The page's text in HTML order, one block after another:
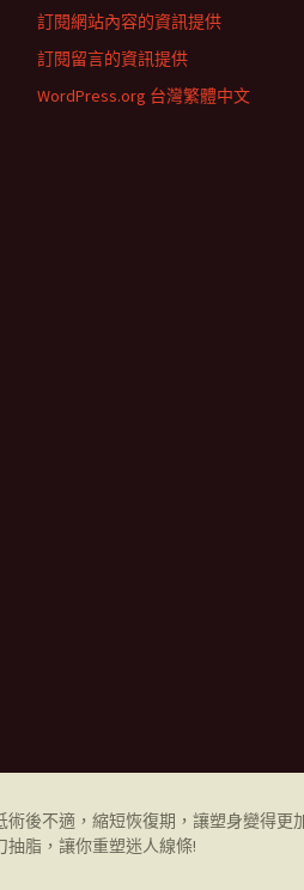
訂閱網站內容的資訊提供
訂閱留言的資訊提供
WordPress.org 台灣繁體中文
後不適，縮短恢復期，讓塑身變得更
脂，讓你重塑迷人線條!